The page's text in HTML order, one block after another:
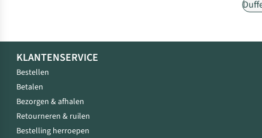
KLANTENSERVICE
Bestellen
Betalen
Bezorgen & afhalen
Retourneren & ruilen
Bestelling herroepen